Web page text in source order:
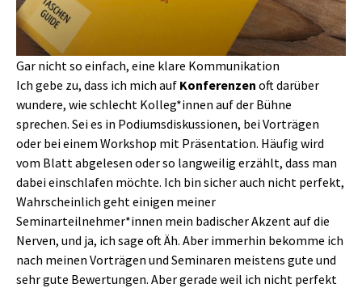
Gar nicht so einfach, eine klare Kommunikation
Ich gebe zu, dass ich mich auf Konferenzen oft darüber
wundere, wie schlecht Kolleg*innen auf der Bühne
sprechen. Sei es in Podiumsdiskussionen, bei Vorträgen
oder bei einem Workshop mit Präsentation. Häufig wird
vom Blatt abgelesen oder so langweilig erzählt, dass man
dabei einschlafen möchte. Ich bin sicher auch nicht perfekt,
Wahrscheinlich geht einigen meiner
Seminarteilnehmer*innen mein badischer Akzent auf die
Nerven, und ja, ich sage oft Äh. Aber immerhin bekomme ich
nach meinen Vorträgen und Seminaren meistens gute und
sehr gute Bewertungen. Aber gerade weil ich nicht perfekt